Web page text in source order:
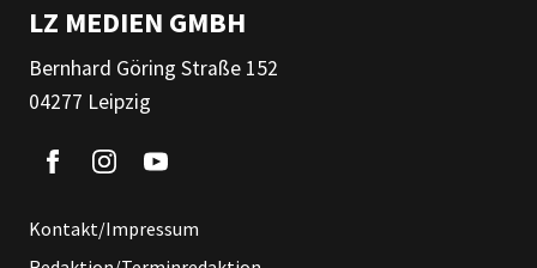
LZ MEDIEN GMBH
Bernhard Göring Straße 152
04277 Leipzig
Kontakt/Impressum